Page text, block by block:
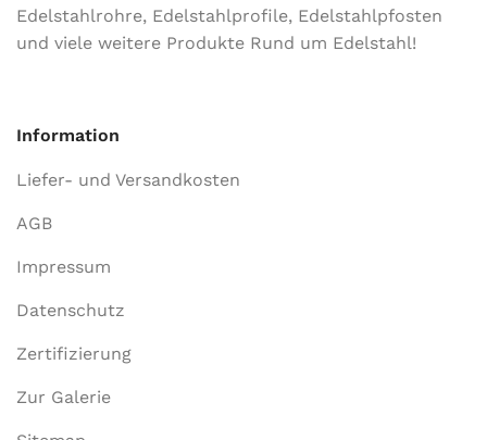
Edelstahlrohre, Edelstahlprofile, Edelstahlpfosten
und viele weitere Produkte Rund um Edelstahl!
Information
Liefer- und Versandkosten
AGB
Impressum
Datenschutz
Zertifizierung
Zur Galerie